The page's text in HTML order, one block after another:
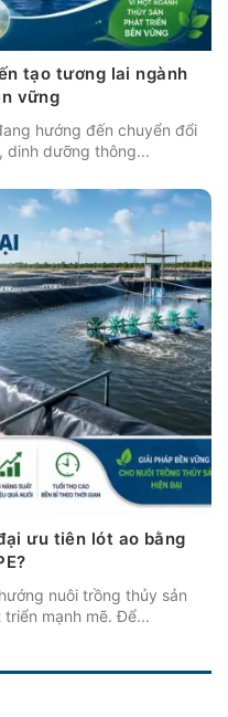
tạo tương lai ngành
vững
hướng đến chuyển đổi
dinh dưỡng thông...
ưu tiên lót ao bằng
nuôi trồng thủy sản
mạnh mẽ. Để...